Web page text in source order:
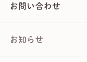
お問い合わせ
お知らせ